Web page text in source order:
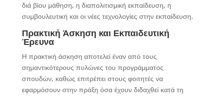
διά βίου μάθηση, η διαπολιτισμική εκπαίδευση, η
συμβουλευτική και οι νέες τεχνολογίες στην εκπαίδευση.
Πρακτική Άσκηση και Εκπαιδευτική
Έρευνα
Η πρακτική άσκηση αποτελεί έναν από τους
σημαντικότερους πυλώνες του προγράμματος
σπουδών, καθώς επιτρέπει στους φοιτητές να
εφαρμόσουν στην πράξη όσα έχουν διδαχθεί κατά τη